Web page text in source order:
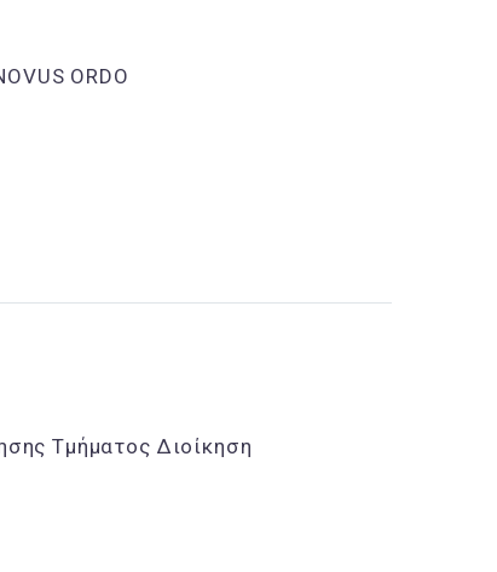
ORDO
Τμήματος Διοίκηση